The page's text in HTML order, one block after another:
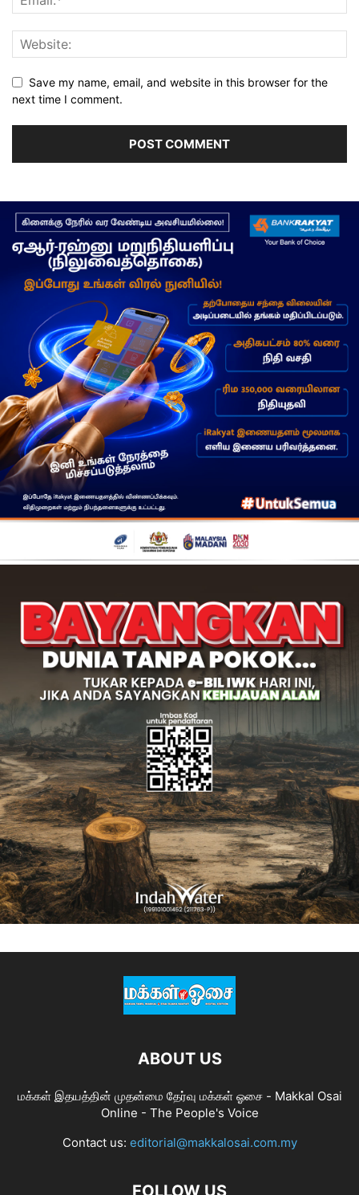
Save my name, email, and website in this browser for the
next time I comment.
ABOUT US
மக்கள் இதயத்தின் முதன்மை தேர்வு மக்கள் ஓசை - Makkal Osai
Online - The People's Voice
Contact us: editorial@makkalosai.com.my
FOLLOW US